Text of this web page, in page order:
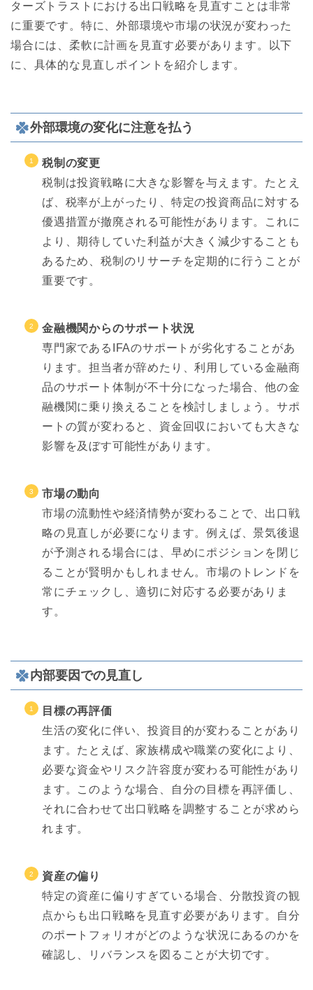
ターズトラストにおける出口戦略を見直すことは非常
に重要です。特に、外部環境や市場の状況が変わった
場合には、柔軟に計画を見直す必要があります。以下
に、具体的な見直しポイントを紹介します。
外部環境の変化に注意を払う
税制の変更
税制は投資戦略に大きな影響を与えます。たとえ
ば、税率が上がったり、特定の投資商品に対する
優遇措置が撤廃される可能性があります。これに
より、期待していた利益が大きく減少することも
あるため、税制のリサーチを定期的に行うことが
重要です。
金融機関からのサポート状況
専門家であるIFAのサポートが劣化することがあ
ります。担当者が辞めたり、利用している金融商
品のサポート体制が不十分になった場合、他の金
融機関に乗り換えることを検討しましょう。サポ
ートの質が変わると、資金回収においても大きな
影響を及ぼす可能性があります。
市場の動向
市場の流動性や経済情勢が変わることで、出口戦
略の見直しが必要になります。例えば、景気後退
が予測される場合には、早めにポジションを閉じ
ることが賢明かもしれません。市場のトレンドを
常にチェックし、適切に対応する必要がありま
す。
内部要因での見直し
目標の再評価
生活の変化に伴い、投資目的が変わることがあり
ます。たとえば、家族構成や職業の変化により、
必要な資金やリスク許容度が変わる可能性があり
ます。このような場合、自分の目標を再評価し、
それに合わせて出口戦略を調整することが求めら
れます。
資産の偏り
特定の資産に偏りすぎている場合、分散投資の観
点からも出口戦略を見直す必要があります。自分
のポートフォリオがどのような状況にあるのかを
確認し、リバランスを図ることが大切です。